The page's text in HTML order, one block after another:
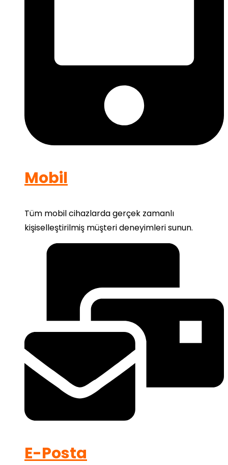
Mobil
Tüm mobil cihazlarda gerçek zamanlı
kişiselleştirilmiş müşteri deneyimleri sunun.
E-Posta